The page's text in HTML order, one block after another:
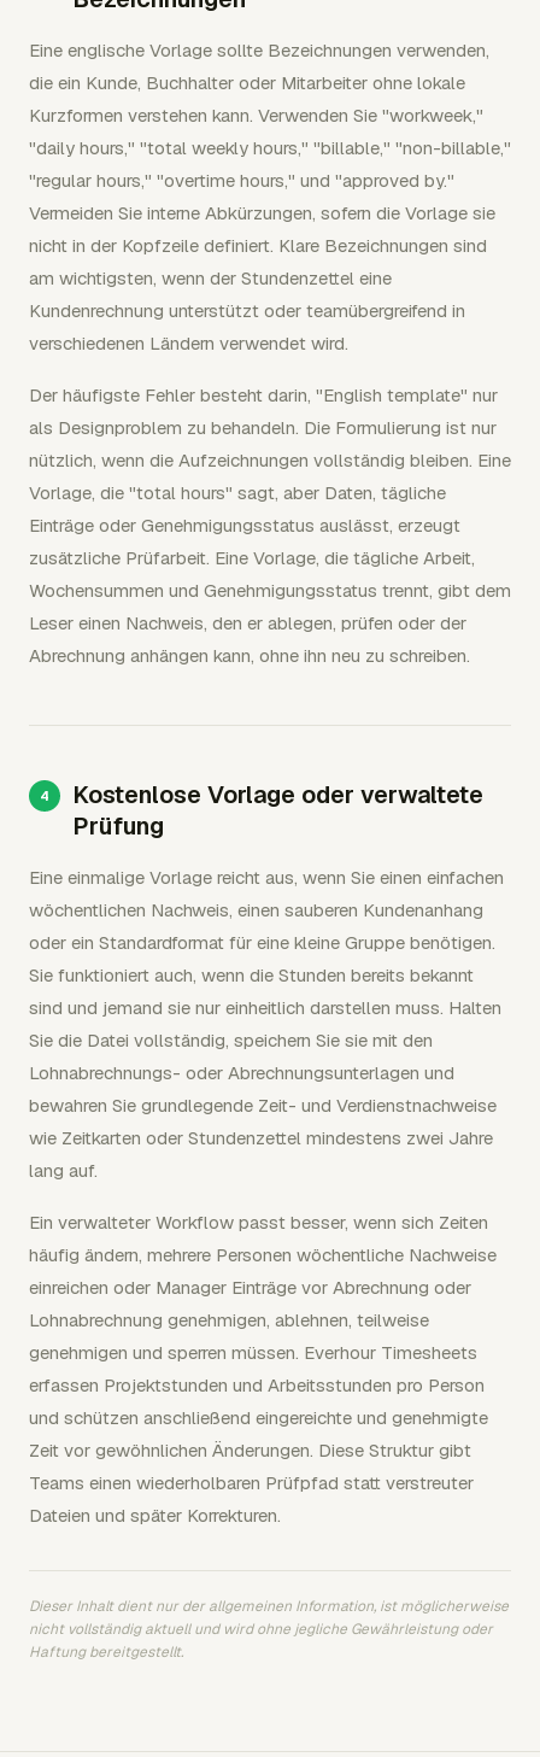
Eine englische Vorlage sollte Bezeichnungen verwenden,
die ein Kunde, Buchhalter oder Mitarbeiter ohne lokale
Kurzformen verstehen kann. Verwenden Sie "workweek,"
"daily hours," "total weekly hours," "billable," "non-billable,"
"regular hours," "overtime hours," und "approved by."
Vermeiden Sie interne Abkürzungen, sofern die Vorlage sie
nicht in der Kopfzeile definiert. Klare Bezeichnungen sind
am wichtigsten, wenn der Stundenzettel eine
Kundenrechnung unterstützt oder teamübergreifend in
verschiedenen Ländern verwendet wird.
Der häufigste Fehler besteht darin, "English template" nur
als Designproblem zu behandeln. Die Formulierung ist nur
nützlich, wenn die Aufzeichnungen vollständig bleiben. Eine
Vorlage, die "total hours" sagt, aber Daten, tägliche
Einträge oder Genehmigungsstatus auslässt, erzeugt
zusätzliche Prüfarbeit. Eine Vorlage, die tägliche Arbeit,
Wochensummen und Genehmigungsstatus trennt, gibt dem
Leser einen Nachweis, den er ablegen, prüfen oder der
Abrechnung anhängen kann, ohne ihn neu zu schreiben.
Kostenlose Vorlage oder verwaltete
Prüfung
Eine einmalige Vorlage reicht aus, wenn Sie einen einfachen
wöchentlichen Nachweis, einen sauberen Kundenanhang
oder ein Standardformat für eine kleine Gruppe benötigen.
Sie funktioniert auch, wenn die Stunden bereits bekannt
sind und jemand sie nur einheitlich darstellen muss. Halten
Sie die Datei vollständig, speichern Sie sie mit den
Lohnabrechnungs- oder Abrechnungsunterlagen und
bewahren Sie grundlegende Zeit- und Verdienstnachweise
wie Zeitkarten oder Stundenzettel mindestens zwei Jahre
lang auf.
Ein verwalteter Workflow passt besser, wenn sich Zeiten
häufig ändern, mehrere Personen wöchentliche Nachweise
einreichen oder Manager Einträge vor Abrechnung oder
Lohnabrechnung genehmigen, ablehnen, teilweise
genehmigen und sperren müssen. Everhour Timesheets
erfassen Projektstunden und Arbeitsstunden pro Person
und schützen anschließend eingereichte und genehmigte
Zeit vor gewöhnlichen Änderungen. Diese Struktur gibt
Teams einen wiederholbaren Prüfpfad statt verstreuter
Dateien und später Korrekturen.
Dieser Inhalt dient nur der allgemeinen Information, ist möglicherweise
nicht vollständig aktuell und wird ohne jegliche Gewährleistung oder
Haftung bereitgestellt.